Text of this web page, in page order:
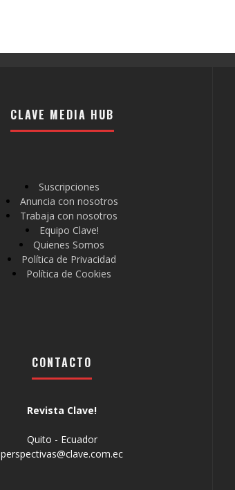
CLAVE MEDIA HUB
Suscripciones
Anuncia con nosotros
Trabaja con nosotros
Equipo Clave!
Quienes Somos
Política de Privacidad
Política de Cookies
CONTACTO
Revista Clave!
Quito - Ecuador
perspectivas@clave.com.ec